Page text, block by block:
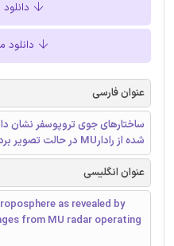
دانلود
عنوان فارسی
ساختارهای جوی تروپوسفر نشان
شده از رادارMU در حالت تصویر برداری پیوسته
عنوان انگلیسی
as revealed by
from MU radar operating